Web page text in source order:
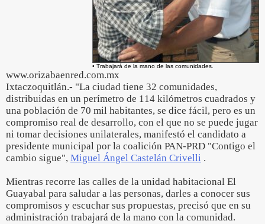
• Trabajará de la mano de las comunidades.
www.orizabaenred.com.mx
Ixtaczoquitlán.- "La ciudad tiene 32 comunidades,
distribuidas en un perímetro de 114 kilómetros cuadrados y
una población de 70 mil habitantes, se dice fácil, pero es un
compromiso real de desarrollo, con el que no se puede jugar
ni tomar decisiones unilaterales, manifestó el candidato a
presidente municipal por la coalición PAN-PRD "Contigo el
cambio sigue", Miguel Ángel Castelán Crivelli .
Mientras recorre las calles de la unidad habitacional El
Guayabal para saludar a las personas, darles a conocer sus
compromisos y escuchar sus propuestas, precisó que en su
administración trabajará de la mano con la comunidad.